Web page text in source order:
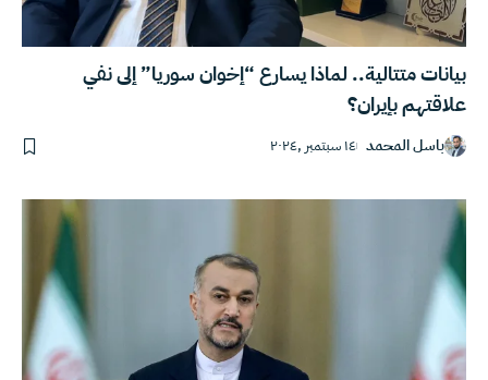
بيانات متتالية.. لماذا يسارع “إخوان سوريا” إلى نفي
علاقتهم بإيران؟
باسل المحمد ١٤ سبتمبر ,٢٠٢٤